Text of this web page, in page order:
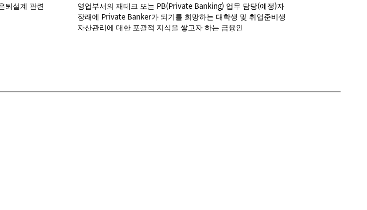
퇴설계 관련
영업부서의 재테크 또는 PB(Private Banking) 업무 담당(예정)자
장래에 Private Banker가 되기를 희망하는 대학생 및 취업준비생
자산관리에 대한 포괄적 지식을 쌓고자 하는 금융인